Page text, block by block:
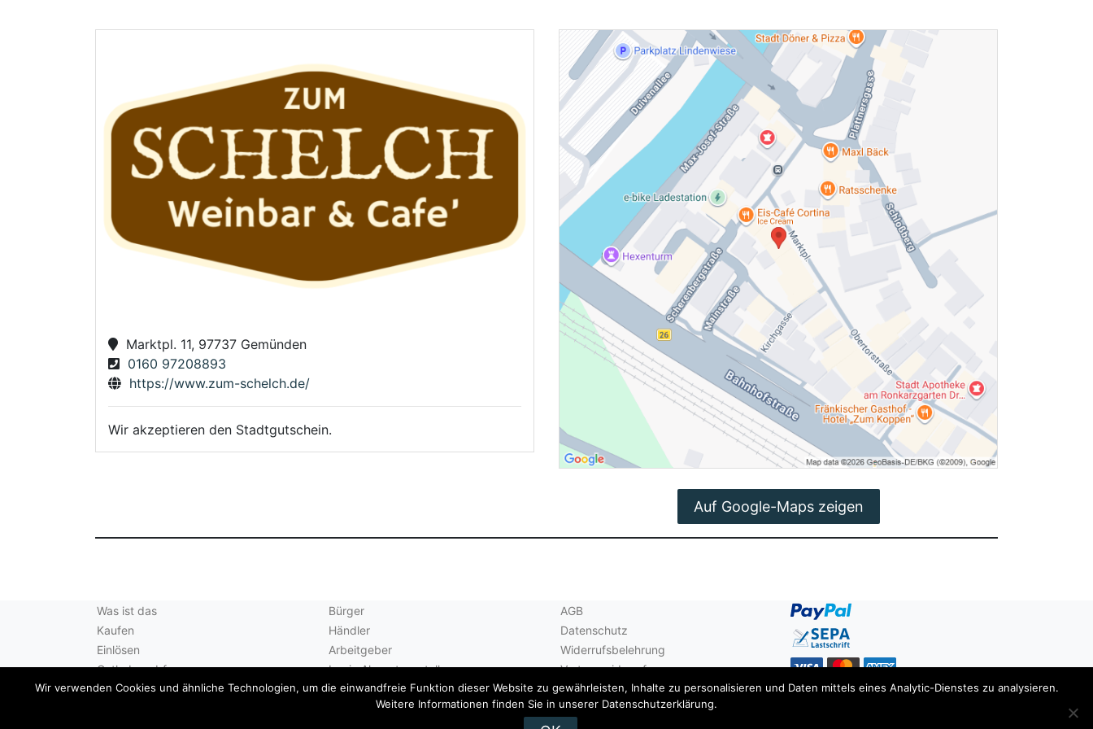
Marktpl. 11, 97737 Gemünden
0160 97208893
https://www.zum-schelch.de/
Wir akzeptieren den Stadtgutschein.
Auf Google-Maps zeigen
Was ist das
Kaufen
Einlösen
Guthabenabfrage
Bürger
Händler
Arbeitgeber
Login Akzeptanzstellen
AGB
Datenschutz
Widerrufsbelehrung
Vertrag widerrufen
Kontakt
Wir verwenden Cookies und ähnliche Technologien, um die einwandfreie Funktion dieser Website zu gewährleisten, Inhalte zu personalisieren und Daten mittels eines Analytic-Dienstes zu analysieren.
Weitere Informationen finden Sie in unserer Datenschutzerklärung.